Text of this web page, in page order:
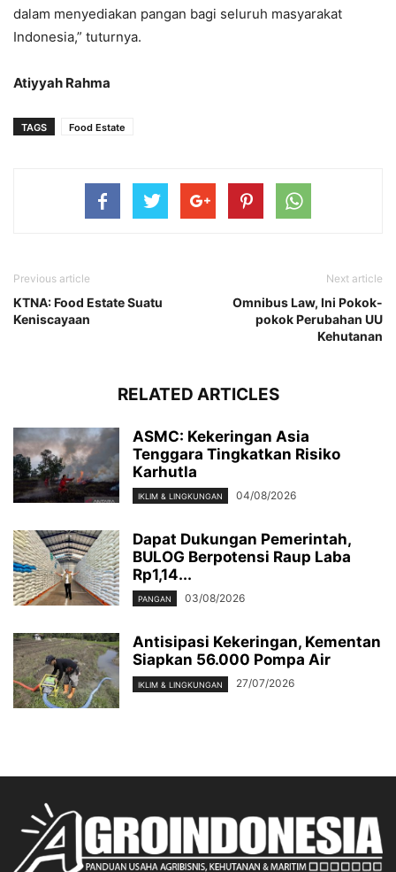
dalam menyediakan pangan bagi seluruh masyarakat
Indonesia,” tuturnya.
Atiyyah Rahma
TAGS Food Estate
Previous article
KTNA: Food Estate Suatu
Keniscayaan
Next article
Omnibus Law, Ini Pokok-
pokok Perubahan UU
Kehutanan
RELATED ARTICLES
ASMC: Kekeringan Asia
Tenggara Tingkatkan Risiko
Karhutla
IKLIM & LINGKUNGAN 04/08/2026
Dapat Dukungan Pemerintah,
BULOG Berpotensi Raup Laba
Rp1,14...
PANGAN 03/08/2026
Antisipasi Kekeringan, Kementan
Siapkan 56.000 Pompa Air
IKLIM & LINGKUNGAN 27/07/2026